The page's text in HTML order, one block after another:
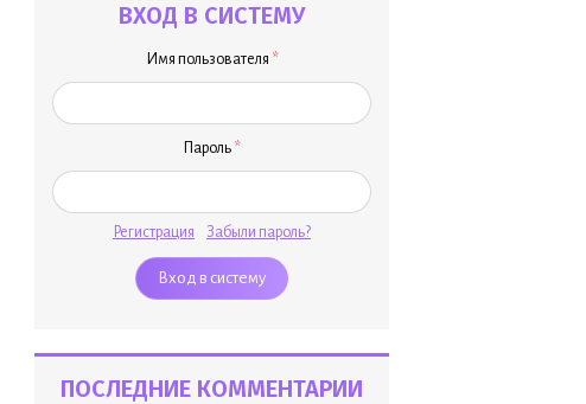
ВХОД В СИСТЕМУ
Имя пользователя *
Пароль *
Регистрация Забыли пароль?
ПОСЛЕДНИЕ КОММЕНТАРИИ